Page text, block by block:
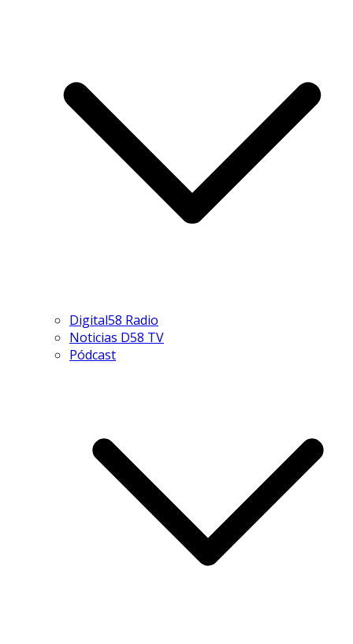
Digital58 Radio
Noticias D58 TV
Pódcast